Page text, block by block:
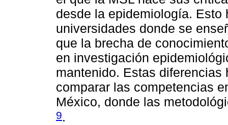
desde la epidemiología. Esto
universidades donde se
que la brecha de
en investigación
mantenido. Estas
comparar las competencias
México, donde las
9.